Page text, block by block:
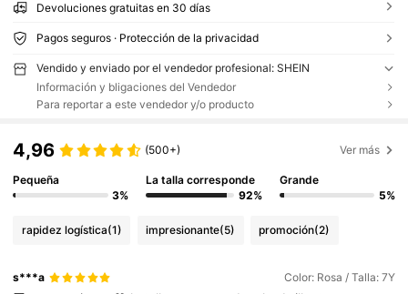
Devoluciones gratuitas en 30 días
Pagos seguros · Protección de la privacidad
Vendido y enviado por el vendedor profesional: SHEIN
Información y bligaciones del Vendedor
Para reportar a este vendedor y/o producto
4,96 (500+) Ver más
Pequeña
3%
La talla corresponde
92%
Grande
5%
rapidez logística(1) impresionante(5) promoción(2)
s***a Color: Rosa / Talla: 7Y